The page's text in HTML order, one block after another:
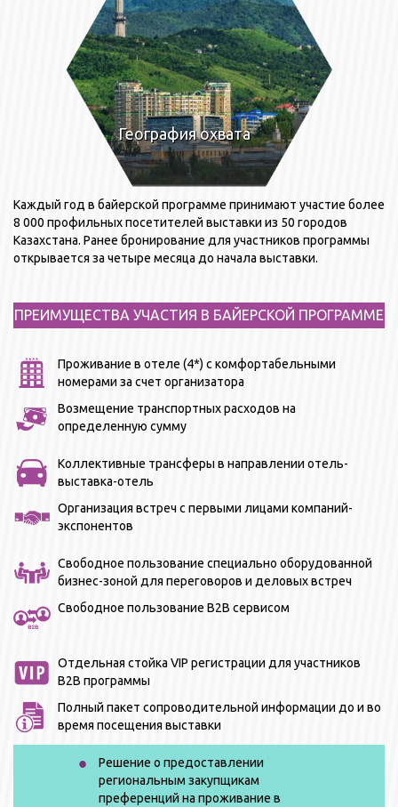
География охвата
Каждый год в байерской программе принимают участие более
8 000 профильных посетителей выставки из 50 городов
Казахстана. Ранее бронирование для участников программы
открывается за четыре месяца до начала выставки.
ПРЕИМУЩЕСТВА УЧАСТИЯ В БАЙЕРСКОЙ ПРОГРАММЕ
Проживание в отеле (4*) с комфортабельными
номерами за счет организатора
Возмещение транспортных расходов на
определенную сумму
Коллективные трансферы в направлении отель-
выставка-отель
Организация встреч с первыми лицами компаний-
экспонентов
Свободное пользование специально оборудованной
бизнес-зоной для переговоров и деловых встреч
Свободное пользование В2В сервисом
Отдельная стойка VIP регистрации для участников
В2В программы
Полный пакет сопроводительной информации до и во
время посещения выставки
Решение о предоставлении
региональным закупщикам
преференций на проживание в